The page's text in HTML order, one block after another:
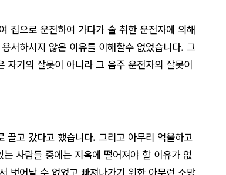
집으로 운전하여 가다가 술 취한 운전자에 의해
서하시지 않은 이유를 이해할수 없었습니다. 그
자기의 잘못이 아니라 그 음주 운전자의 잘못이
끌고 갔다고 했습니다. 그리고 아무리 억울하고
사람들 중에는 지옥에 떨어져야 할 이유가 없
벗어날 수 없었고 빠져나가기 위한 아무런 소망